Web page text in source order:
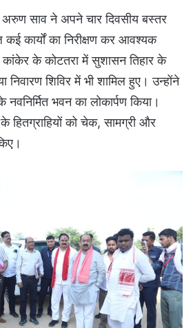
अरुण साव ने अपने चार दिवसीय बस्तर
कार्यों का निरीक्षण कर आवश्यक
कांकेर के कोटतरा में सुशासन तिहार के
शिविर में भी शामिल हुए। उन्होंने
भवन का लोकार्पण किया।
हितग्राहियों को चेक, सामग्री और